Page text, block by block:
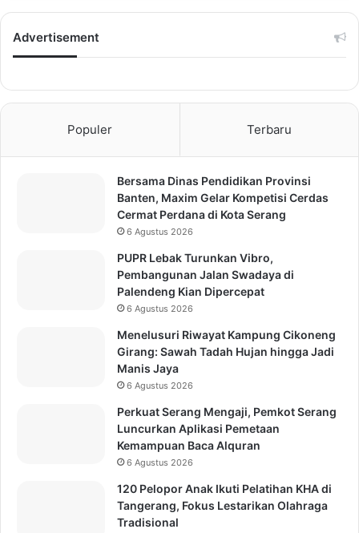
Advertisement
Populer Terbaru
Bersama Dinas Pendidikan Provinsi
Banten, Maxim Gelar Kompetisi Cerdas
Cermat Perdana di Kota Serang
6 Agustus 2026
PUPR Lebak Turunkan Vibro,
Pembangunan Jalan Swadaya di
Palendeng Kian Dipercepat
6 Agustus 2026
Menelusuri Riwayat Kampung Cikoneng
Girang: Sawah Tadah Hujan hingga Jadi
Manis Jaya
6 Agustus 2026
Perkuat Serang Mengaji, Pemkot Serang
Luncurkan Aplikasi Pemetaan
Kemampuan Baca Alquran
6 Agustus 2026
120 Pelopor Anak Ikuti Pelatihan KHA di
Tangerang, Fokus Lestarikan Olahraga
Tradisional